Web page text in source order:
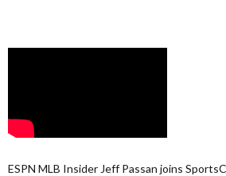
ESPN MLB Insider Jeff Passan joins